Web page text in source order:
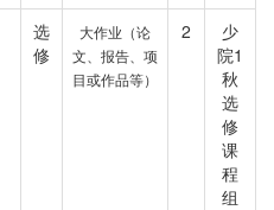
选
修
大作业（论
文、报告、项
目或作品等）
2
少
院1
秋
选
修
课
程
组